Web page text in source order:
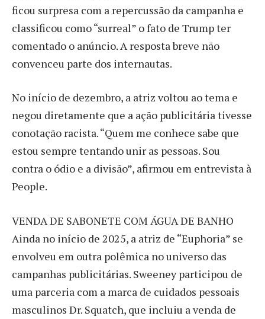
ficou surpresa com a repercussão da campanha e
classificou como “surreal” o fato de Trump ter
comentado o anúncio. A resposta breve não
convenceu parte dos internautas.
No início de dezembro, a atriz voltou ao tema e
negou diretamente que a ação publicitária tivesse
conotação racista. “Quem me conhece sabe que
estou sempre tentando unir as pessoas. Sou
contra o ódio e a divisão”, afirmou em entrevista à
People.
VENDA DE SABONETE COM ÁGUA DE BANHO
Ainda no início de 2025, a atriz de “Euphoria” se
envolveu em outra polêmica no universo das
campanhas publicitárias. Sweeney participou de
uma parceria com a marca de cuidados pessoais
masculinos Dr. Squatch, que incluiu a venda de